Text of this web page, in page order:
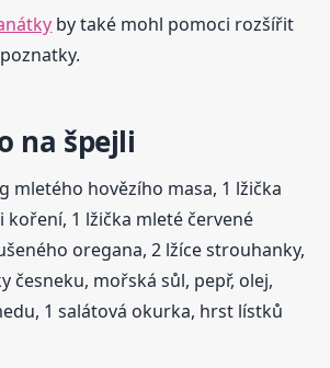
by také mohl pomoci rozšířit
na špejli
mletého hovězího masa, 1 lžička
koření, 1 lžička mleté červené
oregana, 2 lžíce strouhanky,
česneku, mořská sůl, pepř, olej,
1 salátová okurka, hrst lístků